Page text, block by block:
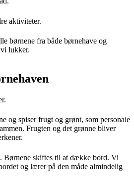
aktiviteter.
børnene fra både børnehave og
lukker.
og spiser frugt og grønt, som personale
Frugten og det grønne bliver
Børnene skiftes til at dække bord. Vi
og lærer på den måde almindelig